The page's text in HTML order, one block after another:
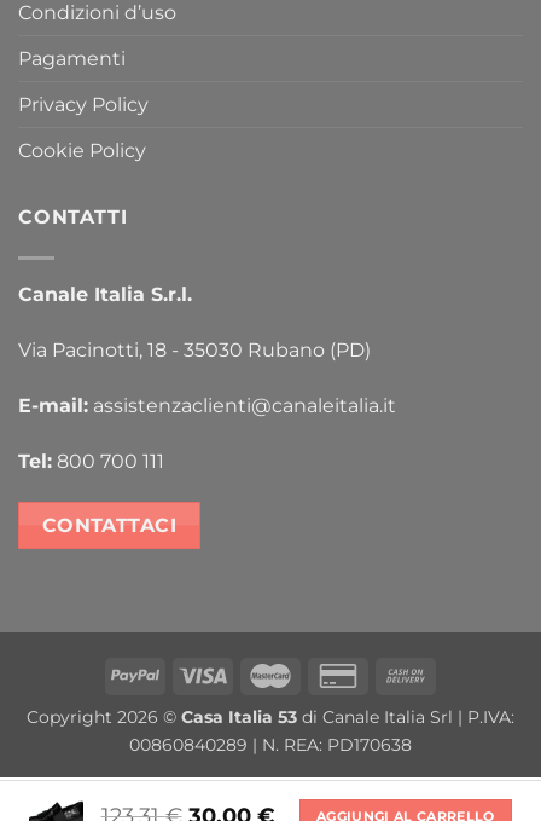
Condizioni d’uso
Pagamenti
Privacy Policy
Cookie Policy
CONTATTI
Canale Italia S.r.l.
Via Pacinotti, 18 - 35030 Rubano (PD)
E-mail: assistenzaclienti@canaleitalia.it
Tel: 800 700 111
CONTATTACI
PayPal Visa MasterCardCredit
2
Delivery
Copyright 2026 © Casa Italia 53 di Canale Italia Srl | P.IVA:
00860840289 | N. REA: PD170638
123,31€ 30,00 € AGGIUNGI AL CARRELLO